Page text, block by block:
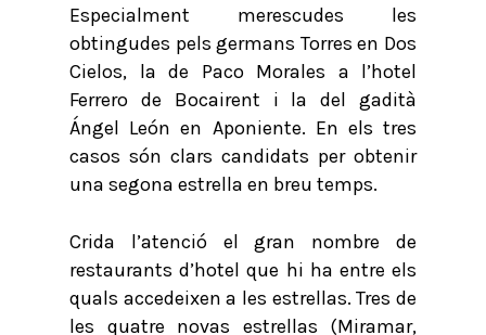
Especialment merescudes les
obtingudes pels germans Torres en Dos
Cielos, la de Paco Morales a l’hotel
Ferrero de Bocairent i la del gadità
Ángel León en Aponiente. En els tres
casos són clars candidats per obtenir
una segona estrella en breu temps.
Crida l’atenció el gran nombre de
restaurants d’hotel que hi ha entre els
quals accedeixen a les estrellas. Tres de
les quatre novas estrellas (Miramar,